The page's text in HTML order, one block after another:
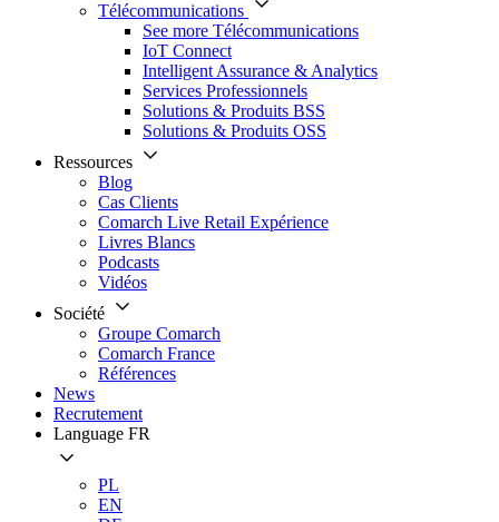
Télécommunications
See more Télécommunications
IoT Connect
Intelligent Assurance & Analytics
Services Professionnels
Solutions & Produits BSS
Solutions & Produits OSS
Ressources
Blog
Cas Clients
Comarch Live Retail Expérience
Livres Blancs
Podcasts
Vidéos
Société
Groupe Comarch
Comarch France
Références
News
Recrutement
Language FR
PL
EN